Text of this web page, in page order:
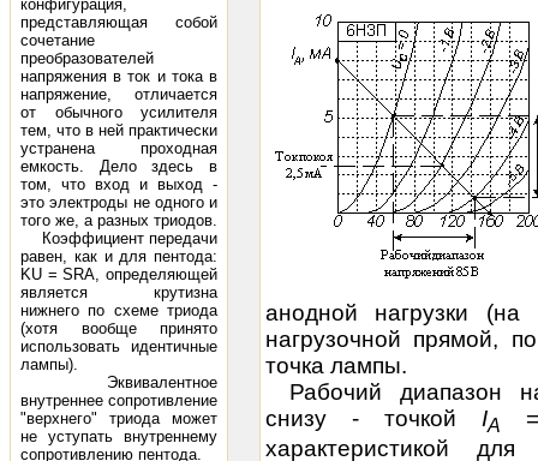
конфигурация,
представляющая собой
сочетание
преобразователей
напряжения в ток и тока в
напряжение, отличается
от обычного усилителя
тем, что в ней практически
устранена проходная
емкость. Дело здесь в
том, что вход и выход -
это электроды не одного и
того же, а разных триодов.
Коэффициент передачи
равен, как и для пентода:
KU = SRA, определяющей
является крутизна
нижнего по схеме триода
(хотя вообще принято
использовать идентичные
лампы).
Эквивалентное
внутреннее сопротивление
"верхнего" триода может
не уступать внутреннему
сопротивлению пентода.
анодной нагрузки
нагрузочной прямой,
точка лампы.
Рабочий диапазон
снизу - точкой IA
=
характеристикой